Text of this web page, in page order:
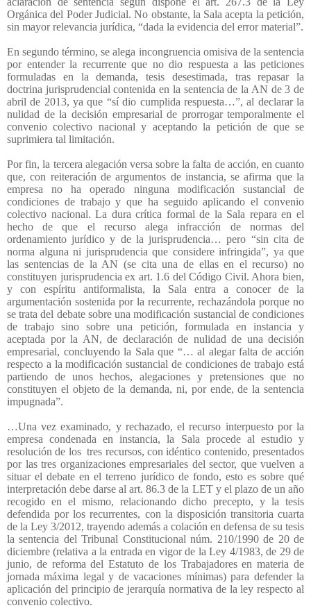
Orgánica del Poder Judicial. No obstante, la Sala acepta la petición,
sin mayor relevancia jurídica, “dada la evidencia del error material”.
En segundo término, se alega incongruencia omisiva de la sentencia
por entender la recurrente que no dio respuesta a las peticiones
formuladas en la demanda, tesis desestimada, tras repasar la
doctrina jurisprudencial contenida en la sentencia de la AN de 3 de
abril de 2013, ya que “sí dio cumplida respuesta…”, al declarar la
nulidad de la decisión empresarial de prorrogar temporalmente el
convenio colectivo nacional y aceptando la petición de que se
suprimiera tal limitación.
Por fin, la tercera alegación versa sobre la falta de acción, en cuanto
que, con reiteración de argumentos de instancia, se afirma que la
empresa no ha operado ninguna modificación sustancial de
condiciones de trabajo y que ha seguido aplicando el convenio
colectivo nacional. La dura crítica formal de la Sala repara en el
hecho de que el recurso alega infracción de normas del
ordenamiento jurídico y de la jurisprudencia… pero “sin cita de
norma alguna ni jurisprudencia que considere infringida”, ya que
las sentencias de la AN (se cita una de ellas en el recurso) no
constituyen jurisprudencia ex art. 1.6 del Código Civil. Ahora bien,
y con espíritu antiformalista, la Sala entra a conocer de la
argumentación sostenida por la recurrente, rechazándola porque no
se trata del debate sobre una modificación sustancial de condiciones
de trabajo sino sobre una petición, formulada en instancia y
aceptada por la AN, de declaración de nulidad de una decisión
empresarial, concluyendo la Sala que “… al alegar falta de acción
respecto a la modificación sustancial de condiciones de trabajo está
partiendo de unos hechos, alegaciones y pretensiones que no
constituyen el objeto de la demanda, ni, por ende, de la sentencia
impugnada”.
…Una vez examinado, y rechazado, el recurso interpuesto por la
empresa condenada en instancia, la Sala procede al estudio y
resolución de los tres recursos, con idéntico contenido, presentados
por las tres organizaciones empresariales del sector, que vuelven a
situar el debate en el terreno jurídico de fondo, esto es sobre qué
interpretación debe darse al art. 86.3 de la LET y el plazo de un año
recogido en el mismo, relacionando dicho precepto, y la tesis
defendida por los recurrentes, con la disposición transitoria cuarta
de la Ley 3/2012, trayendo además a colación en defensa de su tesis
la sentencia del Tribunal Constitucional núm. 210/1990 de 20 de
diciembre (relativa a la entrada en vigor de la Ley 4/1983, de 29 de
junio, de reforma del Estatuto de los Trabajadores en materia de
jornada máxima legal y de vacaciones mínimas) para defender la
aplicación del principio de jerarquía normativa de la ley respecto al
convenio colectivo.